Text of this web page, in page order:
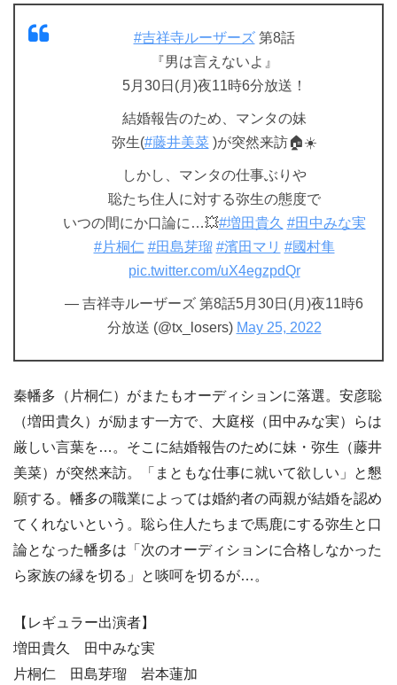
#吉祥寺ルーザーズ第8話
『男は言えないよ』
5月30日(月)夜11時6分放送！
結婚報告のため、マンタの妹
弥生(#藤井美菜)が突然来訪🏠☀️
しかし、マンタの仕事ぶりや
聡たち住人に対する弥生の態度で
いつの間にか口論に…💥#増田貴久 #田中みな実
#片桐仁 #田島芽瑠 #濱田マリ #國村隼
pic.twitter.com/uX4egzpdQr
— 吉祥寺ルーザーズ 第8話5月30日(月)夜11時6
分放送 (@tx_losers) May 25, 2022
秦幡多（片桐仁）がまたもオーディションに落選。安彦聡
（増田貴久）が励ます一方で、大庭桜（田中みな実）らは
厳しい言葉を…。そこに結婚報告のために妹・弥生（藤井
美菜）が突然来訪。「まともな仕事に就いて欲しい」と懇
願する。幡多の職業によっては婚約者の両親が結婚を認め
てくれないという。聡ら住人たちまで馬鹿にする弥生と口
論となった幡多は「次のオーディションに合格しなかった
ら家族の縁を切る」と啖呵を切るが…。
【レギュラー出演者】
増田貴久 田中みな実
片桐仁 田島芽瑠 岩本蓮加